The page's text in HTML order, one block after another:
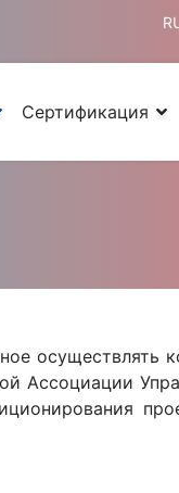
Сертификация
Ассоциации